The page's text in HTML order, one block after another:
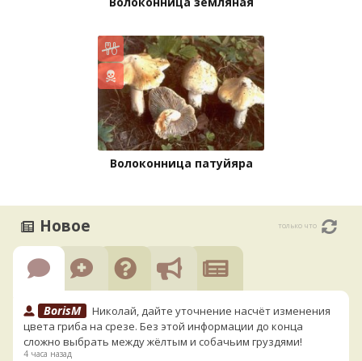
Волоконница патуйяра
Новое только что
BorisM
Николай, дайте уточнение насчёт изменения
цвета гриба на срезе. Без этой информации до конца
сложно выбрать между жёлтым и собачьим груздями!
4 часа назад